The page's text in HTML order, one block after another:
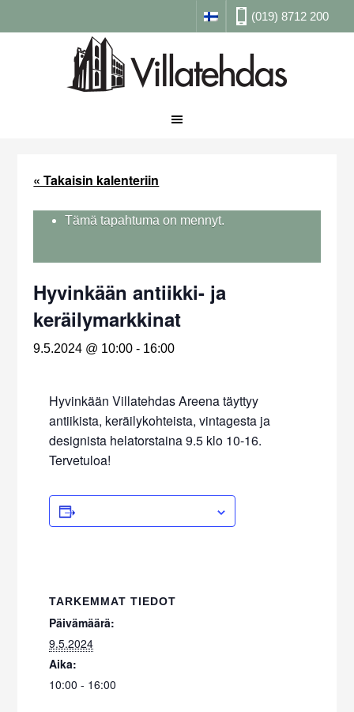
(019) 8712 200
« Takaisin kalenteriin
Tämä tapahtuma on mennyt.
Hyvinkään antiikki- ja
keräilymarkkinat
9.5.2024 @ 10:00 - 16:00
Hyvinkään Villatehdas Areena täyttyy
antiikista, keräilykohteista, vintagesta ja
designista helatorstaina 9.5 klo 10-16.
Tervetuloa!
TARKEMMAT TIEDOT
Päivämäärä:
9.5.2024
Aika:
10:00 - 16:00